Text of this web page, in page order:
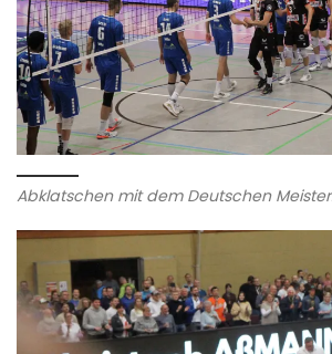
Abklatschen mit dem Deutschen